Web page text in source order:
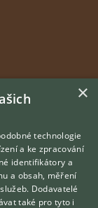
kamaráda?
×
technologie
a ke zpracování
identifikátory a
a obsah, měření
Dodavatelé
také pro tyto i